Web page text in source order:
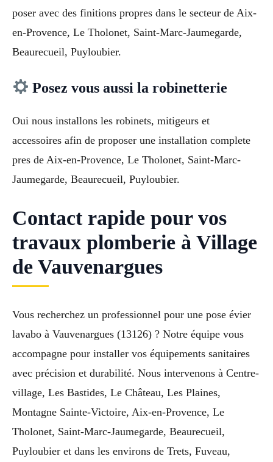
poser avec des finitions propres dans le secteur de Aix-
en-Provence, Le Tholonet, Saint-Marc-Jaumegarde,
Beaurecueil, Puyloubier.
Posez vous aussi la robinetterie
Oui nous installons les robinets, mitigeurs et
accessoires afin de proposer une installation complete
pres de Aix-en-Provence, Le Tholonet, Saint-Marc-
Jaumegarde, Beaurecueil, Puyloubier.
Contact rapide pour vos
travaux plomberie à Village
de Vauvenargues
Vous recherchez un professionnel pour une pose évier
lavabo à Vauvenargues (13126) ? Notre équipe vous
accompagne pour installer vos équipements sanitaires
avec précision et durabilité. Nous intervenons à Centre-
village, Les Bastides, Le Château, Les Plaines,
Montagne Sainte-Victoire, Aix-en-Provence, Le
Tholonet, Saint-Marc-Jaumegarde, Beaurecueil,
Puyloubier et dans les environs de Trets, Fuveau,